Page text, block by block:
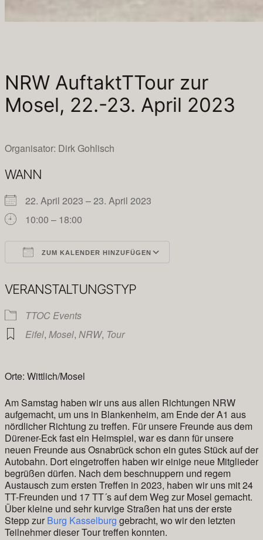
NRW AuftaktTTour zur
Mosel, 22.-23. April 2023
Organisator: Dirk Gohlisch
WANN
22. April 2023 – 23. April 2023
10:00 – 18:00
ZUM KALENDER HINZUFÜGEN
VERANSTALTUNGSTYP
TTOC Events
Eifel, Mosel, NRW, Tour
Orte: Wittlich/Mosel
Am Samstag haben wir uns aus allen Richtungen NRW
aufgemacht, um uns in Blankenheim, am Ende der A1 aus
nördlicher Richtung zu treffen. Für unsere Freunde aus dem
Dürener-Eck fast ein Heimspiel, war es dann für unsere
neuen Freunde aus Osnabrück schon ein gutes Stück auf der
Autobahn. Dort eingetroffen haben wir einige neue Mitglieder
begrüßen dürfen. Nach dem beschnuppern und regem
Austausch zum ersten Treffen in 2023, haben wir uns mit 24
TT-Freunden und 17 TT´s auf dem Weg zur Mosel gemacht.
Über kleine und sehr kurvige Straßen hat uns der erste
Stepp zur Burg Kasselburg gebracht, wo wir den letzten
Teilnehmer dieser Tour treffen konnten.